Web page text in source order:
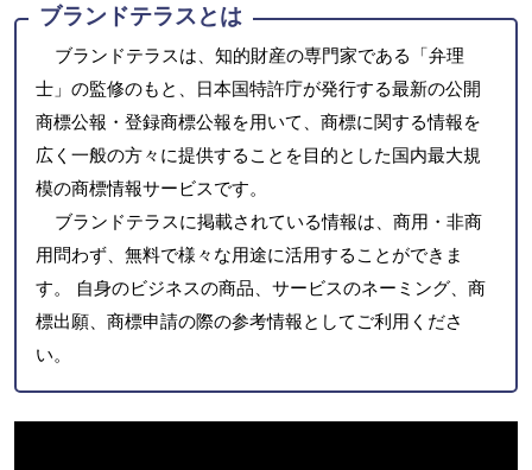
ブランドテラスとは
ブランドテラスは、知的財産の専門家である「弁理
士」の監修のもと、日本国特許庁が発行する最新の公開
商標公報・登録商標公報を用いて、商標に関する情報を
広く一般の方々に提供することを目的とした国内最大規
模の商標情報サービスです。
ブランドテラスに掲載されている情報は、商用・非商
用問わず、無料で様々な用途に活用することができま
す。 自身のビジネスの商品、サービスのネーミング、商
標出願、商標申請の際の参考情報としてご利用くださ
い。